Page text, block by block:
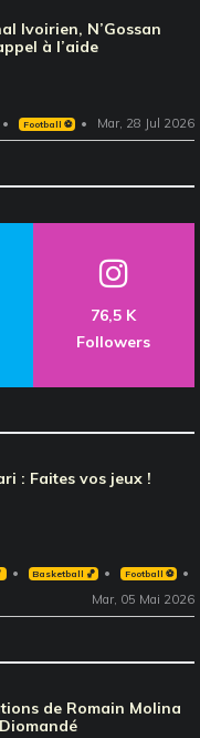
Ivoirien, N’Gossan
à l’aide
Football ⚽️ Mar, 28 Jul 2026
76,5 K
Followers
: Faites vos jeux !
Basketball 🏀 Football ⚽️
Mar, 05 Mai 2026
de Romain Molina